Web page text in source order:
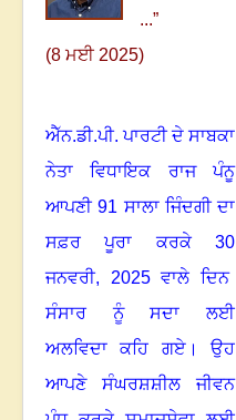
...”
(8 ਮਈ 2025)
ਐੱਨ.ਡੀ.ਪੀ. ਪਾਰਟੀ ਦੇ ਸਾਬਕਾ
ਨੇਤਾ ਵਿਧਾਇਕ ਰਾਜ ਪੰਨੂ
ਆਪਣੀ91 ਸਾਲਾ ਜਿੰਦਗੀ ਦਾ
ਸਫ਼ਰ ਪੂਰਾ ਕਰਕੇ 30
ਜਨਵਰੀ, 2025ਵਾਲੇ ਦਿਨ
ਸੰਸਾਰ ਨੂੰ ਸਦਾ ਲਈ
ਅਲਵਿਦਾ ਕਹਿ ਗਏ।ਉਹ
ਆਪਣੇ ਸੰਘਰਸ਼ਸ਼ੀਲ ਜੀਵਨ